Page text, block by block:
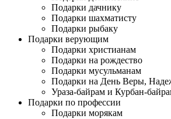
Подарки дачнику
Подарки шахматисту
Подарки рыбаку
Подарки верующим
Подарки христианам
Подарки на рождество
Подарки мусульманам
Подарки на День Веры,
Ураза-байрам и Курбан-
Подарки по профессии
Подарки морякам